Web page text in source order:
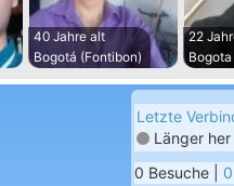
40 Jahre alt
Bogotá (Fontibon)
22
Bogota
Letzte
Länger her
0 Besuche |